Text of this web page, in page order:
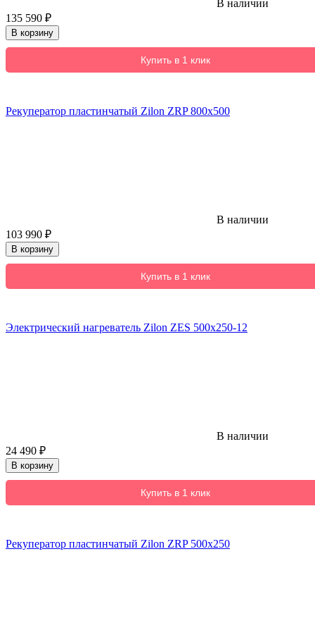
В наличии
135 590 ₽
В корзину
Купить в 1 клик
Рекуператор пластинчатый Zilon ZRP 800x500
В наличии
103 990 ₽
В корзину
Купить в 1 клик
Электрический нагреватель Zilon ZES 500х250-12
В наличии
24 490 ₽
В корзину
Купить в 1 клик
Рекуператор пластинчатый Zilon ZRP 500x250